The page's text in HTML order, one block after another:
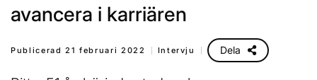
avancera i karriären
Publicerad 21 februari 2022 Intervju Dela